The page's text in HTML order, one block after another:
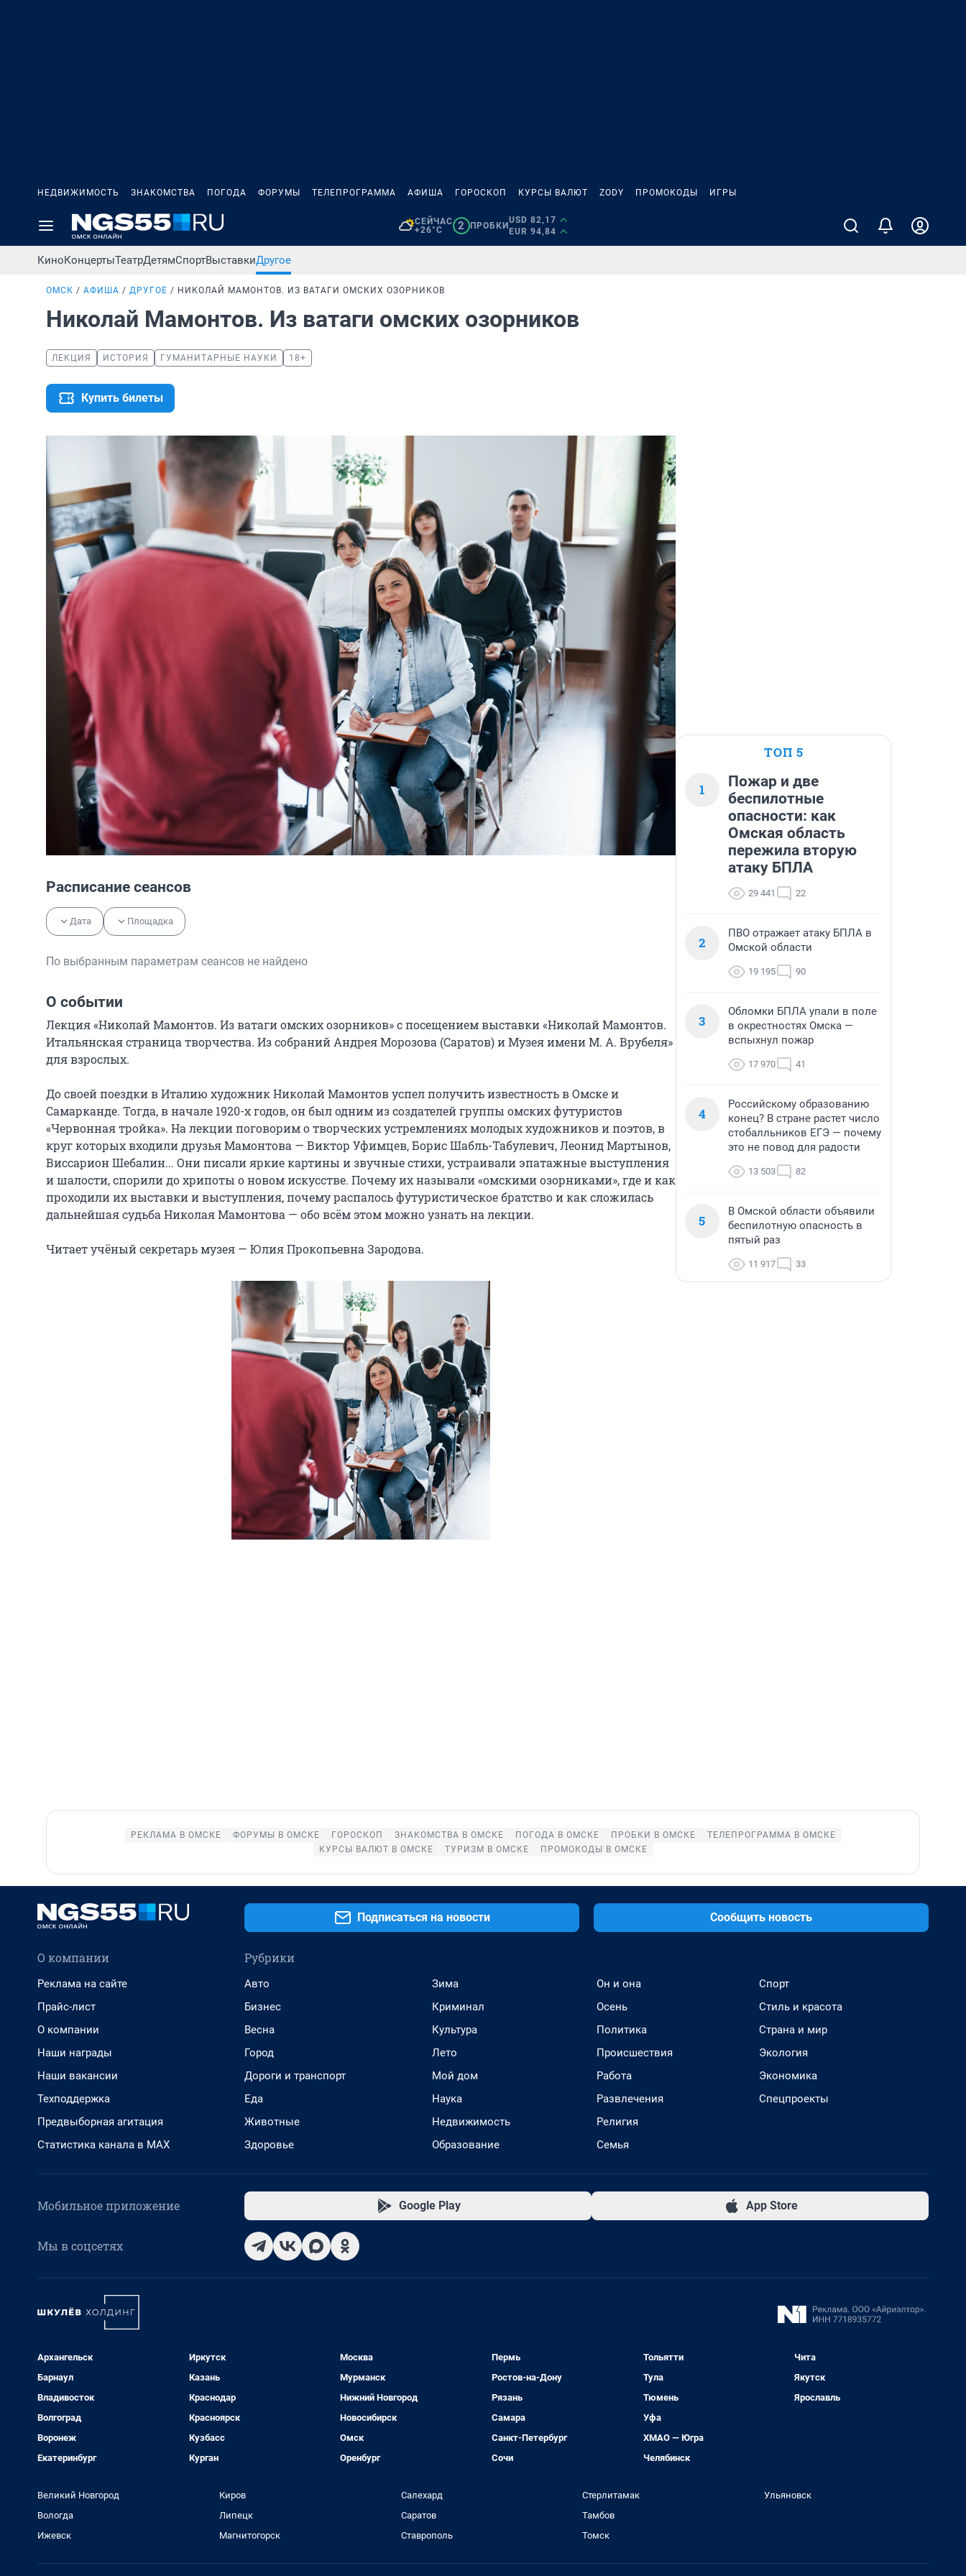
НЕДВИЖИМОСТЬ ЗНАКОМСТВА ПОГОДА ФОРУМЫ ТЕЛЕПРОГРАММА АФИША ГОРОСКОП КУРСЫ ВАЛЮТ ZODY ПРОМОКОДЫ ИГРЫ
СЕЙЧАС
+26°C
2 ПРОБКИ
USD 82,17
EUR 94,84
КиноКонцертыТеатрДетямСпортВыставкиДругое
ОМСК АФИША ДРУГОЕ НИКОЛАЙ МАМОНТОВ. ИЗ ВАТАГИ ОМСКИХ ОЗОРНИКОВ
Николай Мамонтов. Из ватаги омских озорников
ЛЕКЦИЯ ИСТОРИЯ ГУМАНИТАРНЫЕ НАУКИ 18+
Купить билеты
Расписание сеансов
Дата Площадка
По выбранным параметрам сеансов не найдено
О событии
Лекция «Николай Мамонтов. Из ватаги омских озорников» с посещением выставки «Николай Мамонтов.
Итальянская страница творчества. Из собраний Андрея Морозова (Саратов) и Музея имени М. А. Врубеля»
для взрослых.
До своей поездки в Италию художник Николай Мамонтов успел получить известность в Омске и
Самарканде. Тогда, в начале 1920-х годов, он был одним из создателей группы омских футуристов
«Червонная тройка». На лекции поговорим о творческих устремлениях молодых художников и поэтов, в
круг которых входили друзья Мамонтова — Виктор Уфимцев, Борис Шабль-Табулевич, Леонид Мартынов,
Виссарион Шебалин... Они писали яркие картины и звучные стихи, устраивали эпатажные выступления
и шалости, спорили до хрипоты о новом искусстве. Почему их называли «омскими озорниками», где и как
проходили их выставки и выступления, почему распалось футуристическое братство и как сложилась
дальнейшая судьба Николая Мамонтова — обо всём этом можно узнать на лекции.
Читает учёный секретарь музея — Юлия Прокопьевна Зародова.
ТОП 5
1
Пожар и две
беспилотные
опасности: как
Омская область
пережила вторую
атаку БПЛА
29 441 22
2
ПВО отражает атаку БПЛА в
Омской области
19 195 90
3
Обломки БПЛА упали в поле
в окрестностях Омска —
вспыхнул пожар
17 970 41
4
Российскому образованию
конец? В стране растет число
стобалльников ЕГЭ — почему
это не повод для радости
13 503 82
5
В Омской области объявили
беспилотную опасность в
пятый раз
11 917 33
РЕКЛАМА В ОМСКЕ ФОРУМЫ В ОМСКЕ ГОРОСКОП ЗНАКОМСТВА В ОМСКЕ ПОГОДА В ОМСКЕ ПРОБКИ В ОМСКЕ
ТЕЛЕПРОГРАММА В ОМСКЕ
КУРСЫ ВАЛЮТ В ОМСКЕ
ТУРИЗМ В ОМСКЕ ПРОМОКОДЫ В ОМСКЕ
Подписаться на новости Сообщить новость
О компании
Реклама на сайте
Прайс-лист
О компании
Наши награды
Наши вакансии
Техподдержка
Предвыборная агитация
Статистика канала в MAX
Рубрики
Авто
Бизнес
Весна
Город
Дороги и транспорт
Еда
Животные
Здоровье
Зима
Криминал
Культура
Лето
Мой дом
Наука
Недвижимость
Образование
Он и она
Осень
Политика
Происшествия
Работа
Развлечения
Религия
Семья
Спорт
Стиль и красота
Страна и мир
Экология
Экономика
Спецпроекты
Мобильное приложение Google Play App Store
Мы в соцсетях
Архангельск
Барнаул
Владивосток
Волгоград
Воронеж
Екатеринбург
Иркутск
Казань
Краснодар
Красноярск
Кузбасс
Курган
Москва
Мурманск
Нижний Новгород
Новосибирск
Омск
Оренбург
Пермь
Ростов-на-Дону
Рязань
Самара
Санкт-Петербург
Сочи
Тольятти
Тула
Тюмень
Уфа
ХМАО — Югра
Челябинск
Чита
Якутск
Ярославль
Великий Новгород
Вологда
Ижевск
Киров
Липецк
Магнитогорск
Салехард
Саратов
Ставрополь
Стерлитамак
Тамбов
Томск
Ульяновск